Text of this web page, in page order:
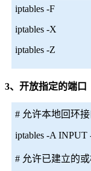
iptables -F
iptables -X
iptables -Z
3、开放指定的端口
# 允许本地回环
iptables -A INPUT
# 允许已建立的